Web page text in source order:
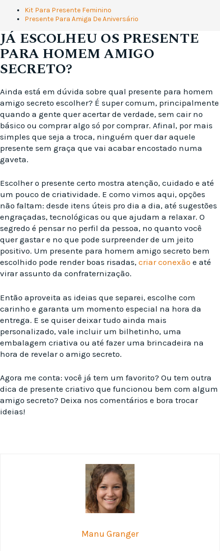
Kit Para Presente Feminino
Presente Para Amiga De Aniversário
JÁ ESCOLHEU OS PRESENTE
PARA HOMEM AMIGO
SECRETO?
Ainda está em dúvida sobre qual presente para homem
amigo secreto escolher? É super comum, principalmente
quando a gente quer acertar de verdade, sem cair no
básico ou comprar algo só por comprar. Afinal, por mais
simples que seja a troca, ninguém quer dar aquele
presente sem graça que vai acabar encostado numa
gaveta.
Escolher o presente certo mostra atenção, cuidado e até
um pouco de criatividade. E como vimos aqui, opções
não faltam: desde itens úteis pro dia a dia, até sugestões
engraçadas, tecnológicas ou que ajudam a relaxar. O
segredo é pensar no perfil da pessoa, no quanto você
quer gastar e no que pode surpreender de um jeito
positivo. Um presente para homem amigo secreto bem
escolhido pode render boas risadas, criar conexão e até
virar assunto da confraternização.
Então aproveita as ideias que separei, escolhe com
carinho e garanta um momento especial na hora da
entrega. E se quiser deixar tudo ainda mais
personalizado, vale incluir um bilhetinho, uma
embalagem criativa ou até fazer uma brincadeira na
hora de revelar o amigo secreto.
Agora me conta: você já tem um favorito? Ou tem outra
dica de presente criativo que funcionou bem com algum
amigo secreto? Deixa nos comentários e bora trocar
ideias!
Manu Granger